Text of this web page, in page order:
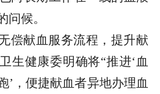
问候。
偿献血服务流程，提升献
生健康委明确将“推进‘血
’，便捷献血者异地办理血